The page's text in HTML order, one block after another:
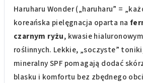
Haruharu Wonder („haruharu” =
koreańska pielęgnacja oparta na
czarnym ryżu, kwasie
roślinnych. Lekkie, „soczyste”
mineralny SPF pomagają dodać
blasku i komfortu bez zbędnego